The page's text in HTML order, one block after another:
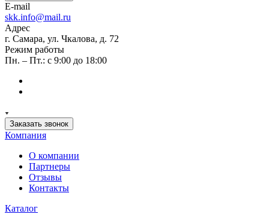
E-mail
skk.info@mail.ru
Адрес
г. Самара, ул. Чкалова, д. 72
Режим работы
Пн. – Пт.: с 9:00 до 18:00
Заказать звонок
Компания
О компании
Партнеры
Отзывы
Контакты
Каталог